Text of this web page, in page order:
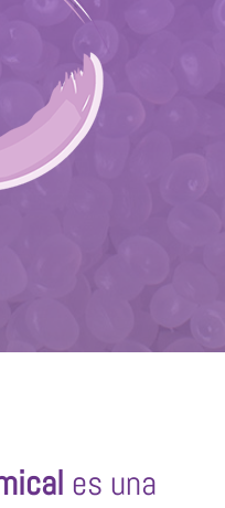
es una